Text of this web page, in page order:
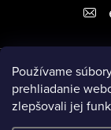
Používame
prehliadanie
zlepšovali jej
i
Informácie
Prijímame